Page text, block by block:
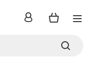
inloggen